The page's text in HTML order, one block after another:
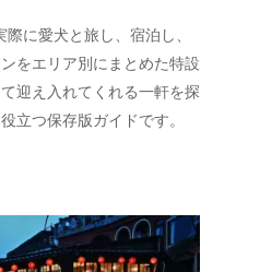
に愛犬と旅し、宿泊し、
をエリア別にまとめた特設
迎え入れてくれる一軒を探
立つ保存版ガイドです。